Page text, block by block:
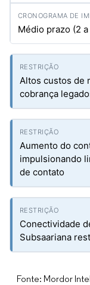
Médio prazo (2
Altos custos de
cobrança
Aumento do
impulsionando
de contato
Conectividade
Subsaariana
Fonte: Mordor